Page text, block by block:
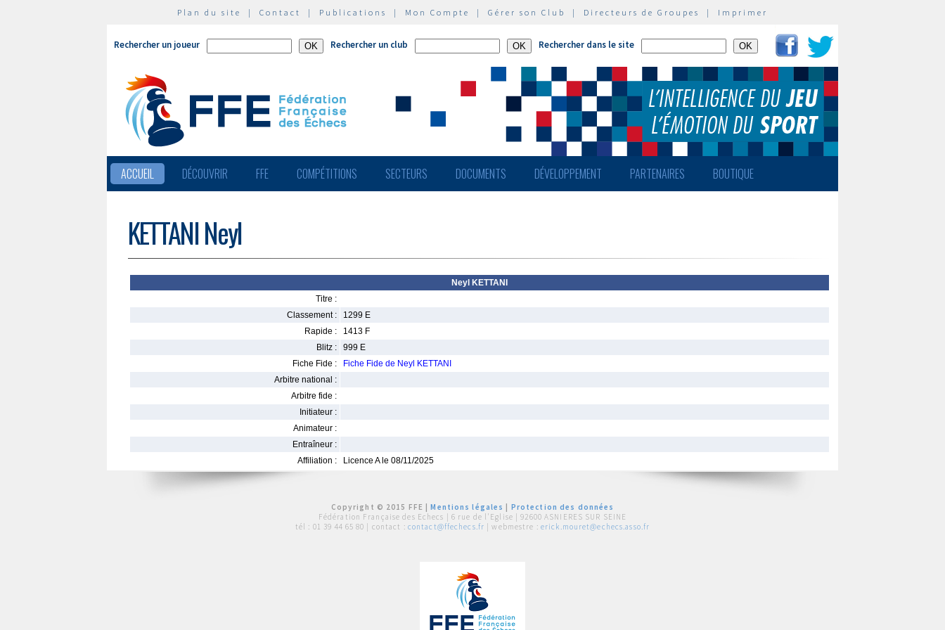
Plan du site | Contact | Publications | Mon Compte | Gérer son Club | Directeurs de Groupes | Imprimer
Rechercher un joueur Rechercher un club Rechercher dans le site
ACCUEIL DÉCOUVRIR FFE COMPÉTITIONS SECTEURS DOCUMENTS DÉVELOPPEMENT PARTENAIRES BOUTIQUE
KETTANI Neyl
Neyl KETTANI
Titre :
Classement :
1299 E
Rapide :
1413 F
Blitz :
999 E
Fiche Fide :
Fiche Fide de Neyl KETTANI
Arbitre national :
Arbitre fide :
Initiateur :
Animateur :
Entraîneur :
Affiliation :
Licence A le 08/11/2025
Copyright © 2015 FFE |Mentions légales
Protection des données
Fédération Française des Echecs | 6 rue de l'Eglise | 92600 ASNIERES SUR SEINE
tél : 01 39 44 65 80 | contact : contact@ffechecs.fr | webmestre : erick.mouret@echecs.asso.fr